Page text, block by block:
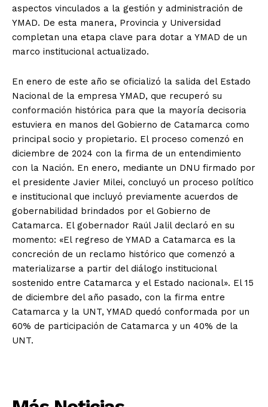
aspectos vinculados a la gestión y administración de
YMAD. De esta manera, Provincia y Universidad
completan una etapa clave para dotar a YMAD de un
marco institucional actualizado.
En enero de este año se oficializó la salida del Estado
Nacional de la empresa YMAD, que recuperó su
conformación histórica para que la mayoría decisoria
estuviera en manos del Gobierno de Catamarca como
principal socio y propietario. El proceso comenzó en
diciembre de 2024 con la firma de un entendimiento
con la Nación. En enero, mediante un DNU firmado por
el presidente Javier Milei, concluyó un proceso político
e institucional que incluyó previamente acuerdos de
gobernabilidad brindados por el Gobierno de
Catamarca. El gobernador Raúl Jalil declaró en su
momento: «El regreso de YMAD a Catamarca es la
concreción de un reclamo histórico que comenzó a
materializarse a partir del diálogo institucional
sostenido entre Catamarca y el Estado nacional». El 15
de diciembre del año pasado, con la firma entre
Catamarca y la UNT, YMAD quedó conformada por un
60% de participación de Catamarca y un 40% de la
UNT.